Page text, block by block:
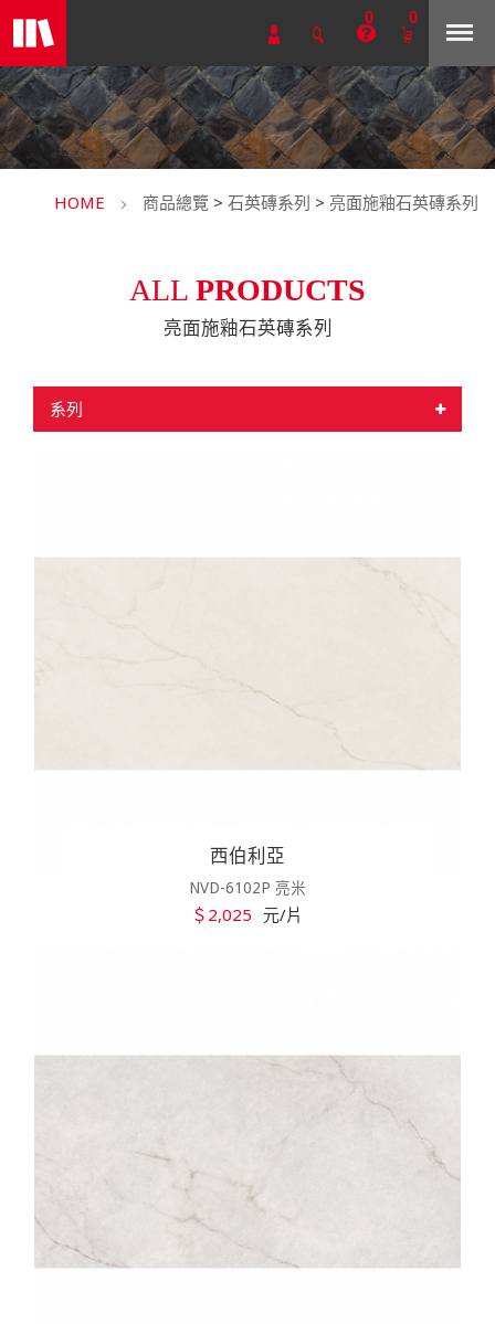
0 0
ALL PRODUCTS
亮面施釉石英磚系列
HOME 商品總覽 > 石英磚系列 > 亮面施釉石英磚系列
系列
西伯利亞
NVD-6102P 亮米
＄2,025 元/片